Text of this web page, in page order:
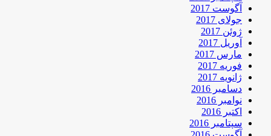
آگوست 2017
جولای 2017
ژوئن 2017
آوریل 2017
مارس 2017
فوریه 2017
ژانویه 2017
دسامبر 2016
نوامبر 2016
اکتبر 2016
سپتامبر 2016